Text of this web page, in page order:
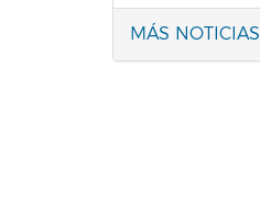
MÁS NOTICIAS